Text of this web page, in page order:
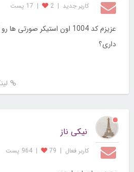
کاربر جديد |
2
| 17 پست
داری؟
نیکی ناز
کاربر فعال |
79
| 964 پست